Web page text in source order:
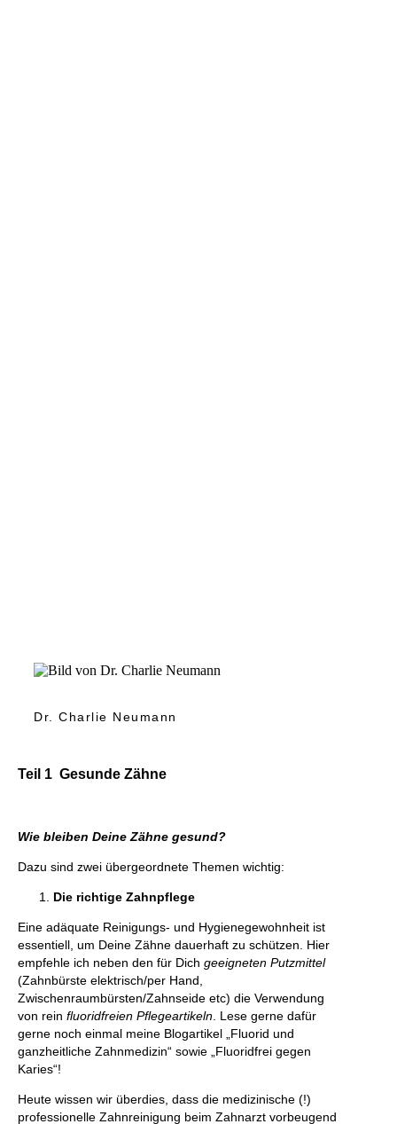
Dr. Charlie Neumann
Teil 1 Gesunde Zähne
Wie bleiben Deine Zähne gesund?
Dazu sind zwei übergeordnete Themen wichtig:
Die richtige Zahnpflege
Eine adäquate Reinigungs- und Hygienegewohnheit ist
essentiell, um Deine Zähne dauerhaft zu schützen. Hier
empfehle ich neben den für Dichgeeigneten Putzmittel
(Zahnbürste elektrisch/per Hand,
Zwischenraumbürsten/Zahnseide etc) die Verwendung
von reinfluoridfreien Pflegeartikeln . Lese gerne dafür
gerne noch einmal meine Blogartikel „Fluorid und
ganzheitliche Zahnmedizin“ sowie „Fluoridfrei gegen
Karies“!
Heute wissen wir überdies, dass die medizinische (!)
professionelle Zahnreinigung beim Zahnarzt vorbeugend